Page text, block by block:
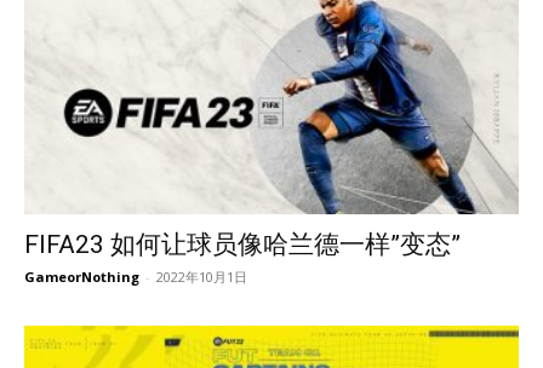
FIFA23 如何让球员像哈兰德一样”变态”
GameorNothing - 2022年10月1日